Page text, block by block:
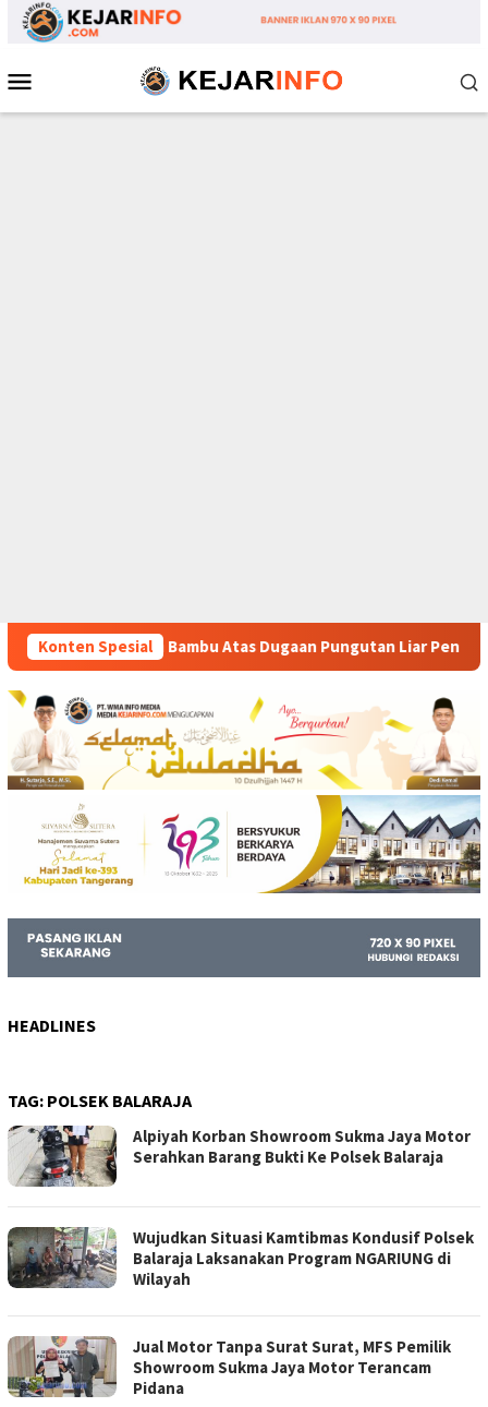
Loncat
Mobile
Konten Spesial
Dugaan Pungutan Liar Pengurusan PM 1 Dianggap
HEADLINES
TAG: POLSEK BALARAJA
Alpiyah Korban Showroom Sukma Jaya Motor
Serahkan Barang Bukti Ke Polsek Balaraja
Wujudkan Situasi Kamtibmas Kondusif Polsek
Balaraja Laksanakan Program NGARIUNG di
Wilayah ‎
Jual Motor Tanpa Surat Surat, MFS Pemilik
Showroom Sukma Jaya Motor Terancam
Pidana